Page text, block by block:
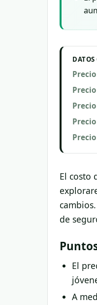
DATOS
El costo
de
El
A